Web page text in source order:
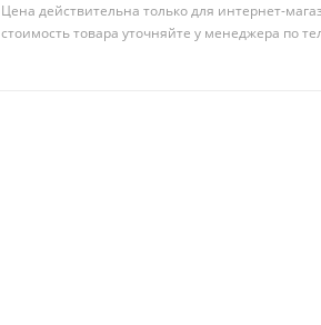
Цена действительна только для интернет-
стоимость товара уточняйте у менеджера по